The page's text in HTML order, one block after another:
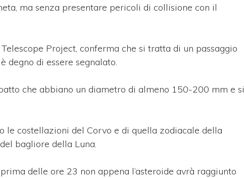
ma senza presentare pericoli di collisione con il
Project, conferma che si tratta di un passaggio
degno di essere segnalato.
patto che abbiano un diametro di almeno 150-200 mm e si
le costellazioni del Corvo e di quella zodiacale della
bagliore della Luna.
delle ore 23 non appena l’asteroide avrà raggiunto